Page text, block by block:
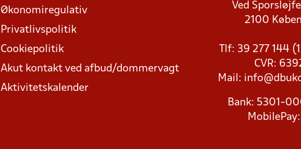
Økonomiregulativ
Privatlivspolitik
Cookiepolitik
Akut kontakt ved afbud/dommervagt
Aktivitetskalender
Ved
2100
Tlf: 39 277 144
CVR:
Mail:
Bank: 5301-